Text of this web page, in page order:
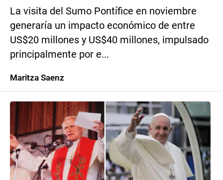
La visita del Sumo Pontífice en noviembre
generaría un impacto económico de entre
US$20 millones y US$40 millones, impulsado
principalmente por e...
Maritza Saenz